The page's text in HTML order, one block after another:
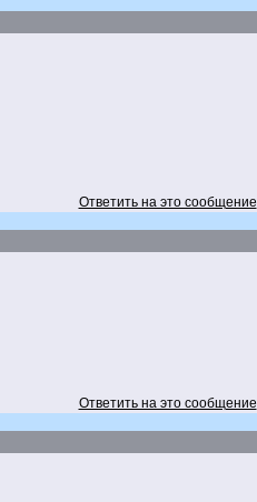
Ответить на это сообщение
Ответить на это сообщение